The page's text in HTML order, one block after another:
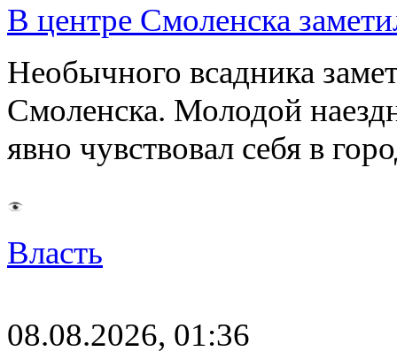
В центре Смоленска
Необычного всадника
Смоленска. Молодой
явно чувствовал себя в
Власть
08.08.2026, 01:36